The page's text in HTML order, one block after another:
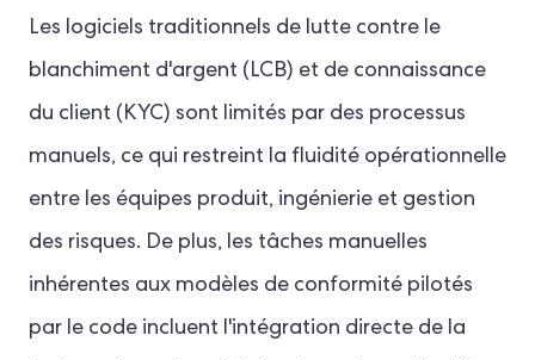
Les logiciels traditionnels de lutte contre le
blanchiment d'argent (LCB) et de connaissance
du client (KYC) sont limités par des processus
manuels, ce qui restreint la fluidité opérationnelle
entre les équipes produit, ingénierie et gestion
des risques. De plus, les tâches manuelles
inhérentes aux modèles de conformité pilotés
par le code incluent l'intégration directe de la